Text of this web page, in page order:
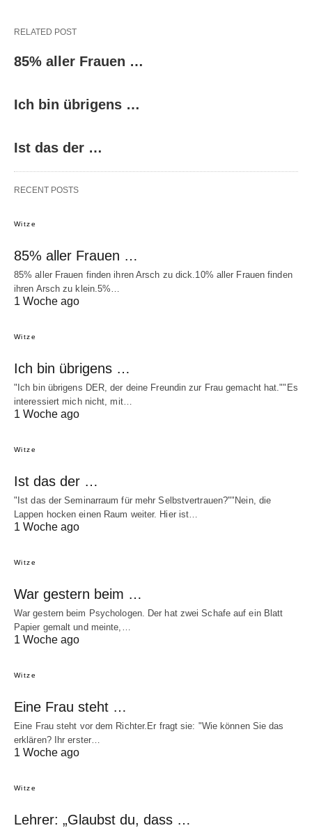
RELATED POST
85% aller Frauen …
Ich bin übrigens …
Ist das der …
RECENT POSTS
Witze
85% aller Frauen …
85% aller Frauen finden ihren Arsch zu dick.10% aller Frauen finden
ihren Arsch zu klein.5%…
1 Woche ago
Witze
Ich bin übrigens …
"Ich bin übrigens DER, der deine Freundin zur Frau gemacht hat.""Es
interessiert mich nicht, mit…
1 Woche ago
Witze
Ist das der …
"Ist das der Seminarraum für mehr Selbstvertrauen?""Nein, die
Lappen hocken einen Raum weiter. Hier ist…
1 Woche ago
Witze
War gestern beim …
War gestern beim Psychologen. Der hat zwei Schafe auf ein Blatt
Papier gemalt und meinte,…
1 Woche ago
Witze
Eine Frau steht …
Eine Frau steht vor dem Richter.Er fragt sie: "Wie können Sie das
erklären? Ihr erster…
1 Woche ago
Witze
Lehrer: „Glaubst du, dass …